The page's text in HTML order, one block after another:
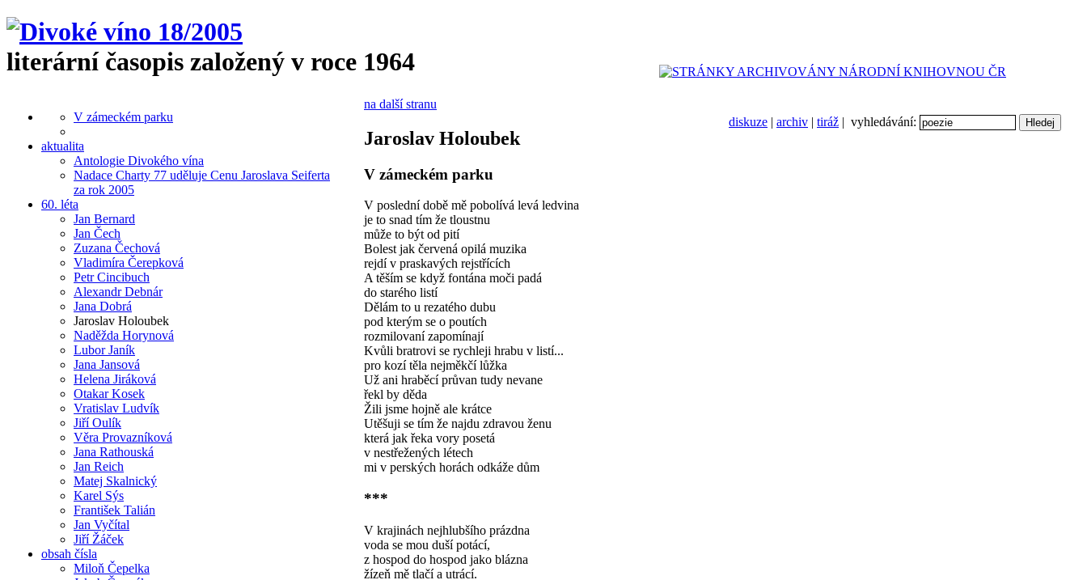
literární časopis založený v roce 1964
diskuze | archiv | tiráž | vyhledávání:
V zámeckém parku
aktualita
Antologie Divokého vína
Nadace Charty 77 uděluje Cenu Jaroslava Seiferta
za rok 2005
60. léta
Jan Bernard
Jan Čech
Zuzana Čechová
Vladimíra Čerepková
Petr Cincibuch
Alexandr Debnár
Jana Dobrá
Jaroslav Holoubek
Naděžda Horynová
Lubor Janík
Jana Jansová
Helena Jiráková
Otakar Kosek
Vratislav Ludvík
Jiří Oulík
Věra Provazníková
Jana Rathouská
Jan Reich
Matej Skalnický
Karel Sýs
František Talián
Jan Vyčítal
Jiří Žáček
obsah čísla
Miloň Čepelka
na další stranu
Jaroslav Holoubek
V zámeckém parku
V poslední době mě pobolívá levá ledvina
je to snad tím že tloustnu
může to být od pití
Bolest jak červená opilá muzika
rejdí v praskavých rejstřících
A těším se když fontána moči padá
do starého listí
Dělám to u rezatého dubu
pod kterým se o poutích
rozmilovaní zapomínají
Kvůli bratrovi se rychleji hrabu v listí...
pro kozí těla nejměkčí lůžka
Už ani hraběcí průvan tudy nevane
řekl by děda
Žili jsme hojně ale krátce
Utěšuji se tím že najdu zdravou ženu
která jak řeka vory posetá
v nestřežených létech
mi v perských horách odkáže dům
***
V krajinách nejhlubšího prázdna
voda se mou duší potácí,
z hospod do hospod jako blázna
žízeň mě tlačí a utrácí.